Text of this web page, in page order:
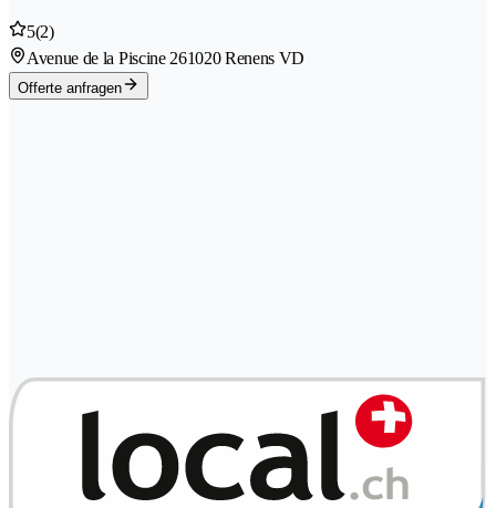
5(2)
Avenue de la Piscine 261020 Renens VD
Offerte anfragen